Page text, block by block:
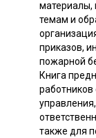
материалы,
темам и
приказов,
пожарной
Книга
работников
также для